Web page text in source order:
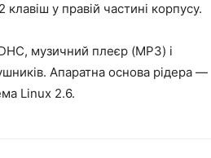
клавіш у правій частині корпусу.
музичний плеєр (MP3) і
Апаратна основа рідера —
Linux 2.6.